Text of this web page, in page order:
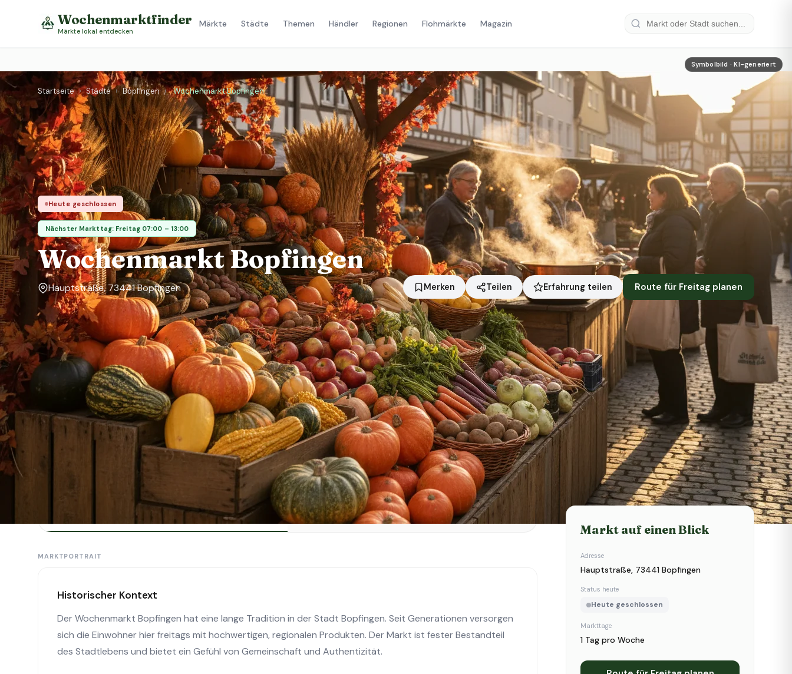
Wochenmarktfinder
Märkte lokal entdecken
Märkte Städte Themen Händler Regionen Flohmärkte Magazin
Symbolbild · KI-generiert
Startseite › Städte › Bopfingen › Wochenmarkt Bopfingen
Heute geschlossen
Nächster Markttag: Freitag 07:00 – 13:00
Wochenmarkt Bopfingen
Hauptstraße, 73441 Bopfingen Merken Teilen Erfahrung teilen Route für Freitag planen
Symbolbild · KI-generiert
Markttage
Freitag
Standort
Bopfingen
Status heute
Heute geschlossen
Über den Markt Händler
MARKTPORTRAIT
Historischer Kontext
Der Wochenmarkt Bopfingen hat eine lange Tradition in der Stadt Bopfingen. Seit Generationen versorgen
sich die Einwohner hier freitags mit hochwertigen, regionalen Produkten. Der Markt ist fester Bestandteil
des Stadtlebens und bietet ein Gefühl von Gemeinschaft und Authentizität.
Markt auf einen Blick
Adresse
Hauptstraße, 73441 Bopfingen
Status heute
Heute geschlossen
Markttage
1 Tag pro Woche